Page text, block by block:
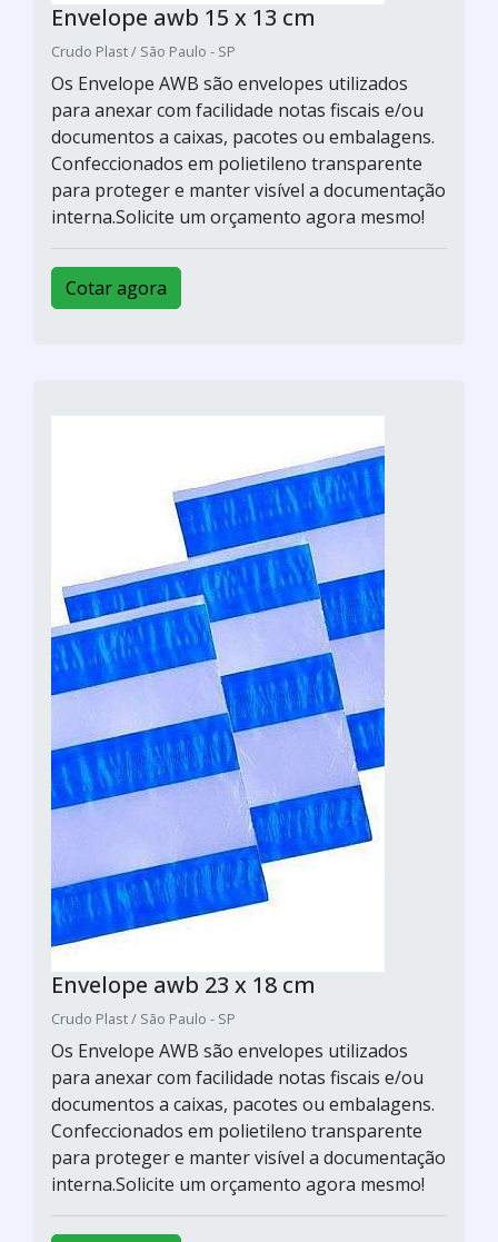
Envelope awb 15 x 13 cm
Crudo Plast / São Paulo - SP
Os Envelope AWB são envelopes utilizados
para anexar com facilidade notas fiscais e/ou
documentos a caixas, pacotes ou embalagens.
Confeccionados em polietileno transparente
para proteger e manter visível a documentação
interna.Solicite um orçamento agora mesmo!
Cotar agora
Envelope awb 23 x 18 cm
Crudo Plast / São Paulo - SP
Os Envelope AWB são envelopes utilizados
para anexar com facilidade notas fiscais e/ou
documentos a caixas, pacotes ou embalagens.
Confeccionados em polietileno transparente
para proteger e manter visível a documentação
interna.Solicite um orçamento agora mesmo!